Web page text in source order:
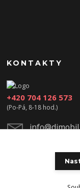
KONTAKTY
+420 704 126 573
(Po-Pá, 8-18 hod.)